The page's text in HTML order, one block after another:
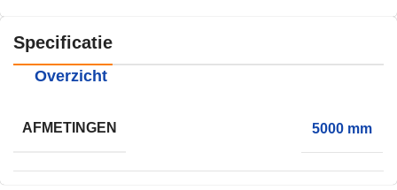
Specificatie
Overzicht
AFMETINGEN 5000 mm